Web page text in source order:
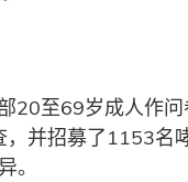
20至69岁成人作
，并招募了1153名
。